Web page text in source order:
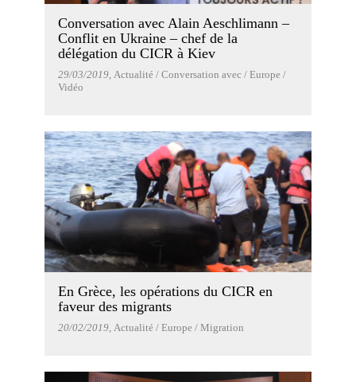
Conversation avec Alain Aeschlimann –
Conflit en Ukraine – chef de la
délégation du CICR à Kiev
29/03/2019, Actualité / Conversation avec / Europe /
Vidéo
En Grèce, les opérations du CICR en
faveur des migrants
20/02/2019, Actualité / Europe / Migration